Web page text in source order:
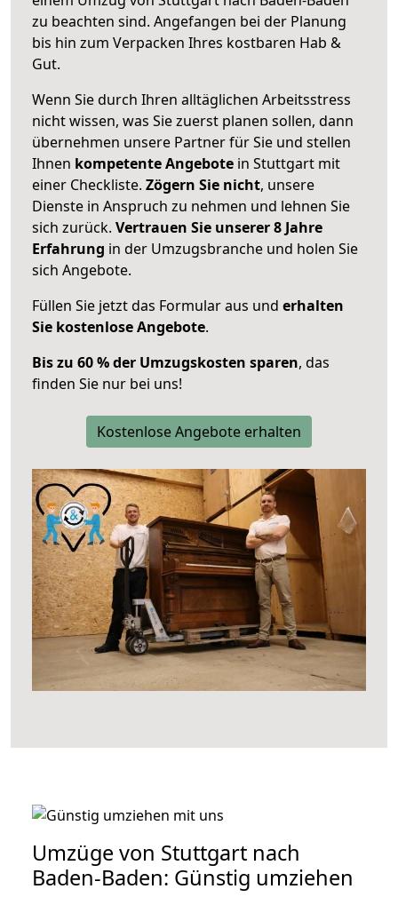
zu beachten sind. Angefangen bei der Planung
bis hin zum Verpacken Ihres kostbaren Hab &
Gut.
Wenn Sie durch Ihren alltäglichen Arbeitsstress
nicht wissen, was Sie zuerst planen sollen, dann
übernehmen unsere Partner für Sie und stellen
Ihnen kompetente Angebote in Stuttgart mit
einer Checkliste. Zögern Sie nicht, unsere
Dienste in Anspruch zu nehmen und lehnen Sie
sich zurück. Vertrauen Sie unserer 8 Jahre
Erfahrung in der Umzugsbranche und holen Sie
sich Angebote.
Füllen Sie jetzt das Formular aus und erhalten
Sie kostenlose Angebote.
Bis zu 60 % der Umzugskosten sparen, das
finden Sie nur bei uns!
Kostenlose Angebote erhalten
Umzüge von Stuttgart nach
Baden-Baden: Günstig umziehen